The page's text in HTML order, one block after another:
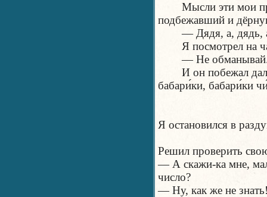
Мысли эти мои
подбежавший и
— Дядя, а, дядь, а
Я посмотрел на
— Не обманывай.
И он побежал
бабари́ки, бабари́ки
Я остановился в
Решил проверить
— А скажи-ка мне,
число?
— Ну, как же не